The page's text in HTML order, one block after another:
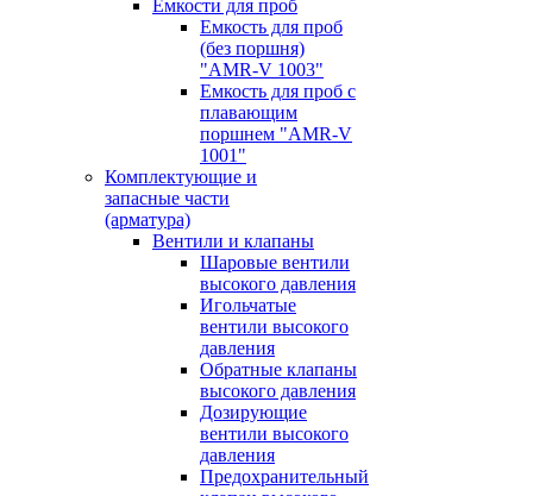
Емкости для проб
Емкость для проб
(без поршня)
"AMR-V 1003"
Емкость для проб с
плавающим
поршнем "AMR-V
1001"
Комплектующие и
запасные части
(арматура)
Вентили и клапаны
Шаровые вентили
высокого давления
Игольчатые
вентили высокого
давления
Обратные клапаны
высокого давления
Дозирующие
вентили высокого
давления
Предохранительный